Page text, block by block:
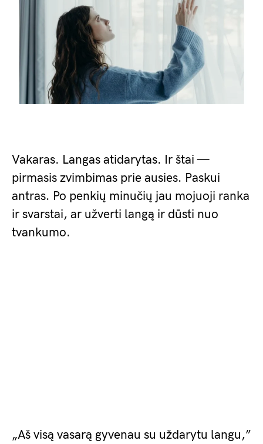
Vakaras. Langas atidarytas. Ir štai —
pirmasis zvimbimas prie ausies. Paskui
antras. Po penkių minučių jau mojuoji ranka
ir svarstai, ar užverti langą ir dūsti nuo
tvankumo.
„Aš visą vasarą gyvenau su uždarytu langu,”